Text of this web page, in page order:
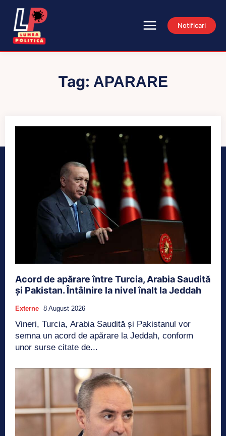
Notificari
Tag: APARARE
Acord de apărare între Turcia, Arabia Saudită
și Pakistan. Întâlnire la nivel înalt la Jeddah
Externe 8 August 2026
Vineri, Turcia, Arabia Saudită și Pakistanul vor
semna un acord de apărare la Jeddah, conform
unor surse citate de...